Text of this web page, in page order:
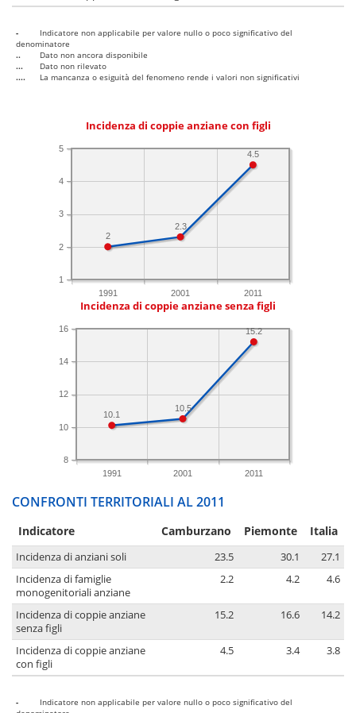
-
Indicatore non applicabile per valore nullo o poco significativo del
denominatore
..
Dato non ancora disponibile
...
Dato non rilevato
....
La mancanza o esiguità del fenomeno rende i valori non significativi
Incidenza di coppie anziane con figli
1991 2001 2011
1
2
3
4
5
4.5
2.3
2
Incidenza di coppie anziane senza figli
1991 2001 2011
8
10
12
14
16 15.2
10.5
10.1
CONFRONTI TERRITORIALI AL 2011
Indicatore Camburzano Piemonte Italia
Incidenza di anziani soli 23.5 30.1
27.1
Incidenza di famiglie
monogenitoriali anziane
2.2 4.2 4.6
Incidenza di coppie anziane
senza figli
15.2 16.6 14.2
Incidenza di coppie anziane
con figli
4.5 3.4 3.8
-
Indicatore non applicabile per valore nullo o poco significativo del